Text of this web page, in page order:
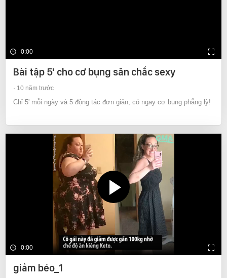
0:00
Bài tập 5' cho cơ bụng săn chắc sexy
10 năm trước
Chỉ 5' mỗi ngày và 5 động tác đơn giản, có ngay cơ bụng phẳng lỳ!
0:00
giảm béo_1